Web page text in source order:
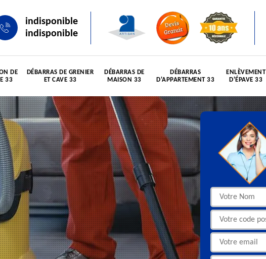
indisponible
indisponible
DE
33
DÉBARRAS DE GRENIER
ET CAVE 33
DÉBARRAS DE
MAISON 33
DÉBARRAS
D'APPARTEMENT 33
ENLÈVEMENT
D'ÉPAVE 33